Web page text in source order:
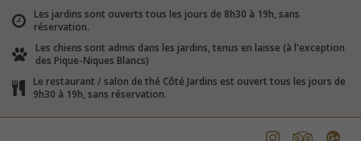
Les jardins sont ouverts tous les jours de 8h30 à 19h, sans
réservation.
Les chiens sont admis dans les jardins, tenus en laisse (à l'exception
des Pique-Niques Blancs)
Le restaurant / salon de thé Côté Jardins est ouvert tous les jours de
9h30 à 19h, sans réservation.